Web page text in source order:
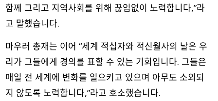
함께 그리고 지역사회를 위해 끊임없이 노력합니다,”라
고 말했습니다.
마우러 총재는 이어 “세계 적십자와 적신월사의 날은 우
리가 그들에게 경의를 표할 수 있는 기회입니다. 그들은
매일 전 세계에 변화를 일으키고 있으며 아무도 소외되
지 않도록 노력합니다,”라고 호소했습니다.